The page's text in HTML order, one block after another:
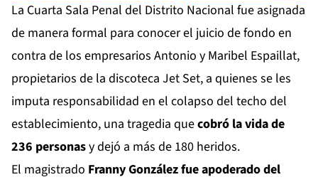
La Cuarta Sala Penal del Distrito Nacional fue asignada
de manera formal para conocer el juicio de fondo en
contra de los empresarios Antonio y Maribel Espaillat,
propietarios de la discoteca Jet Set, a quienes se les
imputa responsabilidad en el colapso del techo del
establecimiento, una tragedia quecobró la vida de
236 personasy dejó a más de 180 heridos.
El magistrado Franny González fue apoderado del